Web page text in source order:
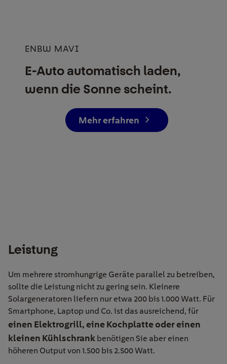
ENBW MAVI
E-Auto automatisch laden,
wenn die Sonne scheint.
Mehr erfahren
Leistung
Um mehrere stromhungrige Geräte parallel zu betreiben,
sollte die Leistung nicht zu gering sein. Kleinere
Solargeneratoren liefern nur etwa 200 bis 1.000 Watt. Für
Smartphone, Laptop und Co. ist das ausreichend, für
einen Elektrogrill, eine Kochplatte oder einen
kleinen Kühlschrank benötigen Sie aber einen
höheren Output von 1.500 bis 2.500 Watt.